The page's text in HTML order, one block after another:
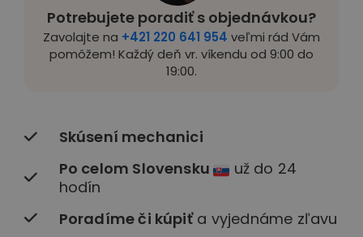
Potrebujete poradiť s objednávkou?
Zavolajte na +421 220 641 954 veľmi rád Vám
pomôžem! Každý deň vr. víkendu od 9:00 do
19:00.
Skúsení mechanici
Po celom Slovensku
už do 24
hodín
Poradíme či kúpiťa vyjednáme zľavu